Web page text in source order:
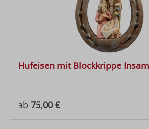
Hufeisen mit Blockkrippe Insam
Regulärer Preis:
ab 75,00 €